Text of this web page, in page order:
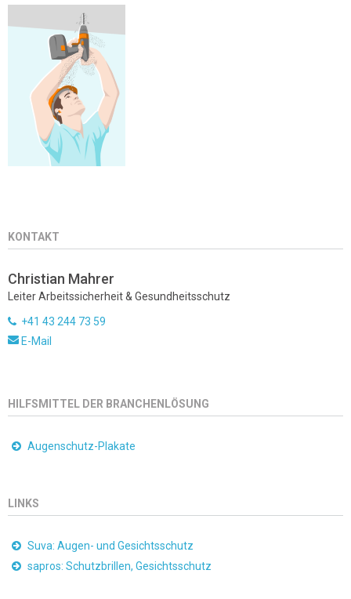
KONTAKT
Christian Mahrer
Leiter Arbeitssicherheit & Gesundheitsschutz
+41 43 244 73 59
E-Mail
HILFSMITTEL DER BRANCHENLÖSUNG
Augenschutz-Plakate
LINKS
Suva: Augen- und Gesichtsschutz
sapros: Schutzbrillen, Gesichtsschutz